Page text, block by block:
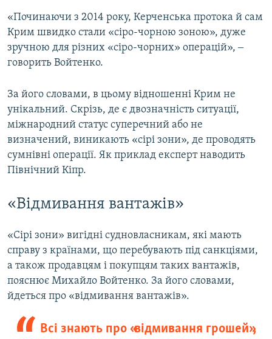
«Починаючи з 2014 року, Керченська протока й сам
Крим швидко стали «сіро-чорною зоною», дуже
зручною для різних «сіро-чорних» операцій», ‒
говорить Войтенко.
За його словами, в цьому відношенні Крим не
унікальний. Скрізь, де є двозначність ситуації,
міжнародний статус суперечний або не
визначений, виникають «сірі зони», де проводять
сумнівні операції. Як приклад експерт наводить
Північний Кіпр.
«Відмивання вантажів»
«Сірі зони» вигідні судновласникам, які мають
справу з країнами, що перебувають під санкціями,
а також продавцям і покупцям таких вантажів,
пояснює Михайло Войтенко. За його словами,
йдеться про «відмивання вантажів».
Всі знають про «відмивання грошей»,